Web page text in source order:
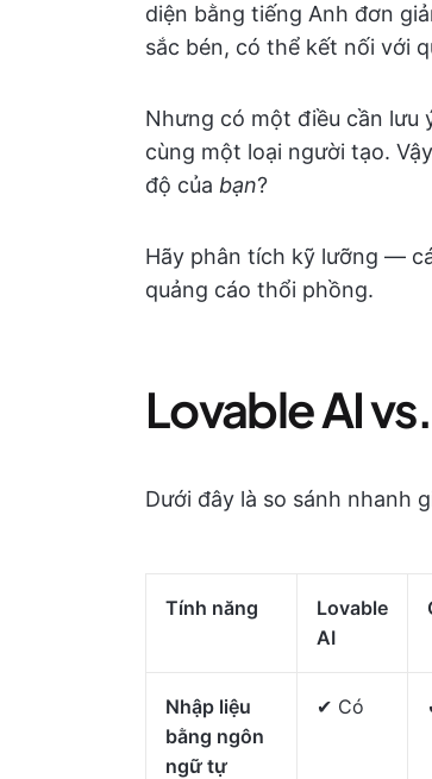
diện bằng tiếng Anh đơn
sắc bén, có thể kết nối với
Nhưng có một điều cần lưu
cùng một loại người tạo.
độ của bạn?
Hãy phân tích kỹ lưỡng —
quảng cáo thổi phồng.
Lovable AI
Dưới đây là so sánh nhanh
Tính năng
Lovable
AI
Nhập liệu
bằng ngôn
ngữ tự
✔ Có